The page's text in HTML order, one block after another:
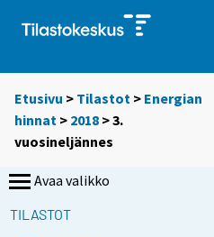
Etusivu > Tilastot > Energian
hinnat > 2018 >3.
vuosineljännes
Avaa valikko
TILASTOT